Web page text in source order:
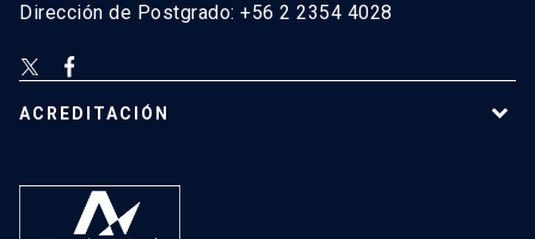
Dirección de Postgrado: +56 2 2354 4028
ACREDITACIÓN